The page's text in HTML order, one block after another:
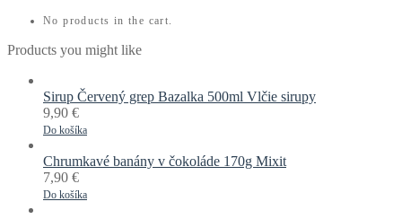
No products in the cart.
Products you might like
Sirup Červený grep Bazalka 500ml Vlčie sirupy
9,90 €
Do košíka
Chrumkavé banány v čokoláde 170g Mixit
7,90 €
Do košíka